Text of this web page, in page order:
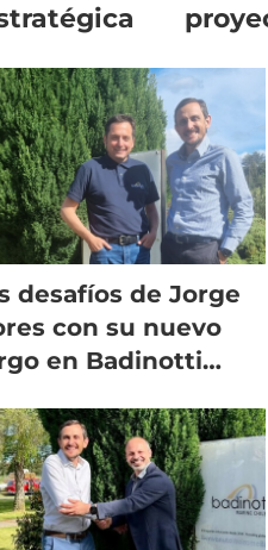
desafíos de Jorge
con su nuevo
en Badinotti